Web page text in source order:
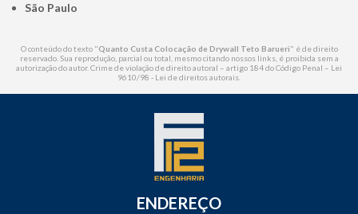
São Paulo
O conteúdo do texto "Quanto Custa Colocação de Drywall Teto Barueri" é de direito
reservado. Sua reprodução, parcial ou total, mesmo citando nossos links, é proibida sem a
autorização do autor. Crime de violação de direito autoral – artigo 184 do Código Penal – Lei
9610/98 - Lei de direitos autorais
ENDEREÇO